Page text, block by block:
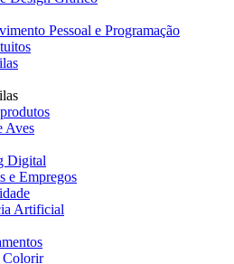
Pessoal e Programação
Aves
Digital
e Empregos
Artificial
Colorir